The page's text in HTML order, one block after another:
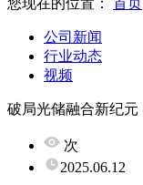
您现在的位置： 首页
公司新闻
行业动态
视频
破局光储融合新纪元
次
2025.06.12